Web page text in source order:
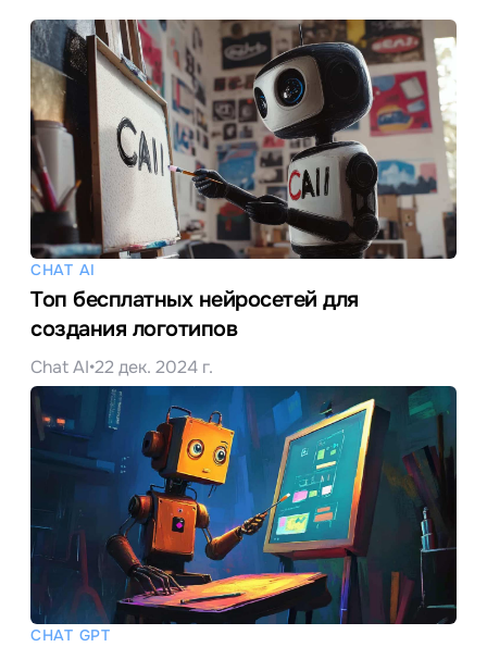
CHAT AI
Топ бесплатных нейросетей для
создания логотипов
Chat AI•22 дек. 2024 г.
CHAT GPT